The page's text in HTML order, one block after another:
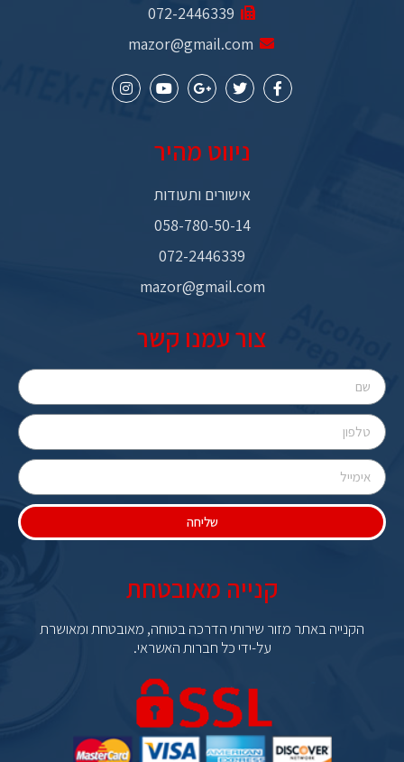
072-2446339​
mazor@gmail.com
ניווט מהיר
אישורים ותעודות
058-780-50-14​
072-2446339​
mazor@gmail.com
צור עמנו קשר
שליחה
קנייה מאובטחת
הקנייה באתר מזור שירותי הדרכה בטוחה, מאובטחת ומאושרת
על-ידי כל חברות האשראי.